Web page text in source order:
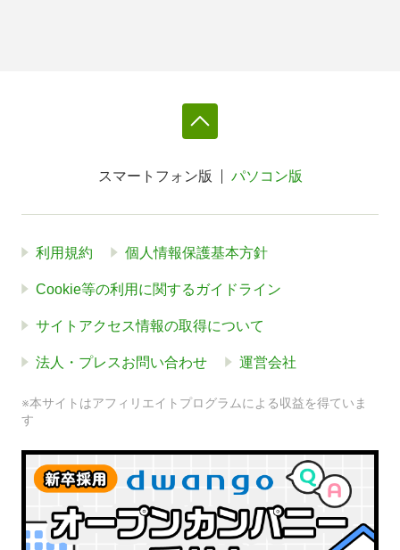
スマートフォン版 パソコン版
利用規約 個人情報保護基本方針
Cookie等の利用に関するガイドライン
サイトアクセス情報の取得について
法人・プレスお問い合わせ 運営会社
※本サイトはアフィリエイトプログラムによる収益を得ていま
す